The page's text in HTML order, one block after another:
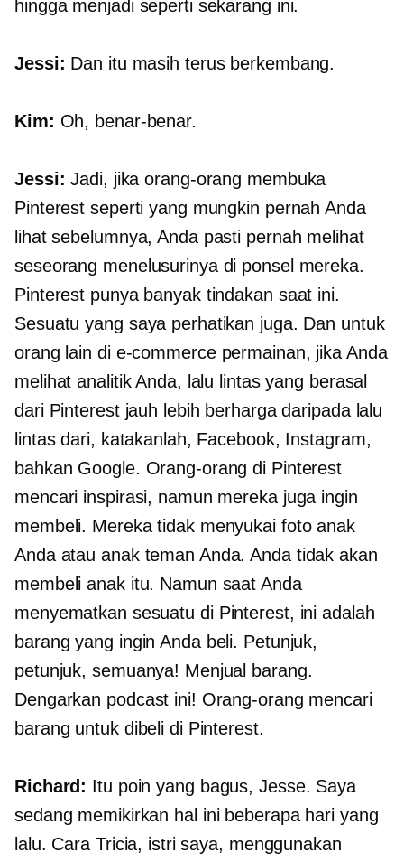
hingga menjadi seperti sekarang ini.
Jessi: Dan itu masih terus berkembang.
Kim: Oh, benar-benar.
Jessi: Jadi, jika orang-orang membuka
Pinterest seperti yang mungkin pernah Anda
lihat sebelumnya, Anda pasti pernah melihat
seseorang menelusurinya di ponsel mereka.
Pinterest punya banyak tindakan saat ini.
Sesuatu yang saya perhatikan juga. Dan untuk
orang lain di e-commercepermainan, jika Anda
melihat analitik Anda, lalu lintas yang berasal
dari Pinterest jauh lebih berharga daripada lalu
lintas dari, katakanlah, Facebook, Instagram,
bahkan Google. Orang-orang di Pinterest
mencari inspirasi, namun mereka juga ingin
membeli. Mereka tidak menyukai foto anak
Anda atau anak teman Anda. Anda tidak akan
membeli anak itu. Namun saat Anda
menyematkan sesuatu di Pinterest, ini adalah
barang yang ingin Anda beli. Petunjuk,
petunjuk, semuanya! Menjual barang.
Dengarkan podcast ini! Orang-orang mencari
barang untuk dibeli di Pinterest.
Richard: Itu poin yang bagus, Jesse. Saya
sedang memikirkan hal ini beberapa hari yang
lalu. Cara Tricia, istri saya, menggunakan